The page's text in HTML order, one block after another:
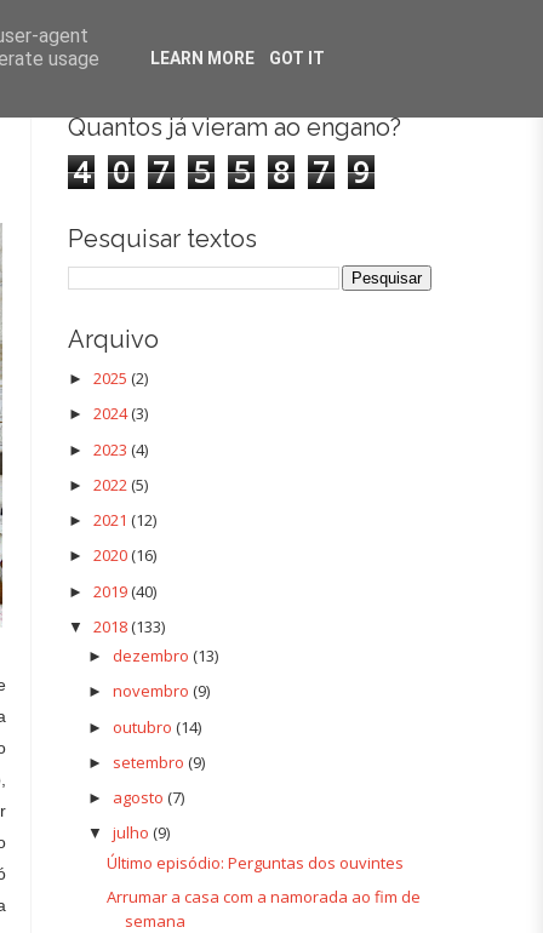
UP COMEDY
Quantos já vieram ao engano?
4 0 7 5 5 8 7 9
Pesquisar textos
Arquivo
► 2025 (2)
► 2024(3)
► 2023 (4)
► 2022(5)
► 2021 (12)
► 2020(16)
► 2019(40)
▼ 2018(133)
► dezembro (13)
► novembro (9)
► outubro (14)
► setembro (9)
► agosto (7)
▼ julho (9)
Último episódio: Perguntas dos ouvintes
Arrumar a casa com a namorada ao fim de
semana
agent
usage
LEARN MORE GOT IT